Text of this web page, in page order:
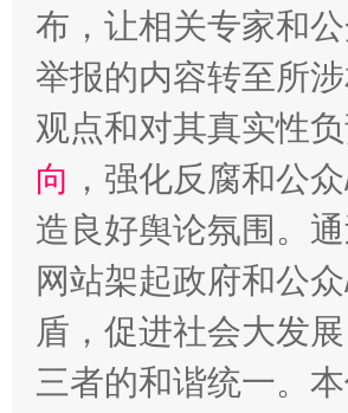
布，让相关专家和
举报的内容转至所
观点和对其真实性负
向 ，强化反腐和公
造良好舆论氛围。
网站架起政府和公
盾，促进社会大发
三者的和谐统一。